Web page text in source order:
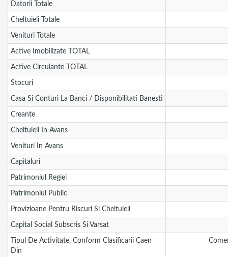
Datorii Totale
Cheltuieli Totale
Venituri Totale
Active Imobilizate TOTAL
Active Circulante TOTAL
Stocuri
Casa Si Conturi La Banci / Disponibilitati Banesti
Creante
Cheltuieli In Avans
Venituri In Avans
Capitaluri
Patrimoniul Regiei
Patrimoniul Public
Provizioane Pentru Riscuri Si Cheltuieli
Capital Social Subscris Si Varsat
Tipul De Activitate, Conform Clasificarii Caen
Din